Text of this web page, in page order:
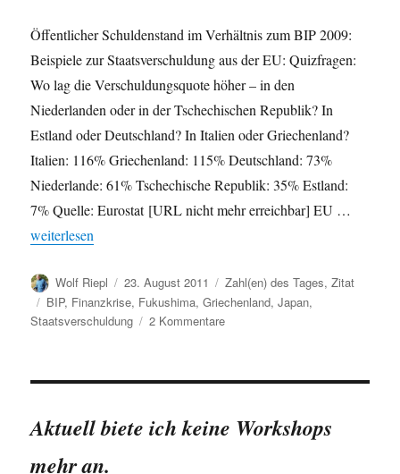
Öffentlicher Schuldenstand im Verhältnis zum BIP 2009:
Beispiele zur Staatsverschuldung aus der EU: Quizfragen:
Wo lag die Verschuldungsquote höher – in den
Niederlanden oder in der Tschechischen Republik? In
Estland oder Deutschland? In Italien oder Griechenland?
Italien: 116% Griechenland: 115% Deutschland: 73%
Niederlande: 61% Tschechische Republik: 35% Estland:
7% Quelle: Eurostat [URL nicht mehr erreichbar] EU …
„Staatsverschuldung: Einige Beispiele“
weiterlesen
Autor
Wolf Riepl
Veröffentlicht
am
23. August 2011 Kategorien
Zahl(en) des Tages,Zitat
Schlagwörter
BIP, Finanzkrise, Fukushima,Griechenland,Japan,
Staatsverschuldung
2 Kommentarezu
Beispiele
Aktuell biete ich keine Workshops
mehr an.